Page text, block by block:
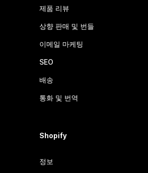
제품 리뷰
상향 판매 및 번들
이메일 마케팅
SEO
배송
통화 및 번역
Shopify
정보